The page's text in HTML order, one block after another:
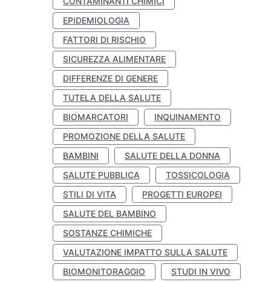
EPIDEMIOLOGIA
FATTORI DI RISCHIO
SICUREZZA ALIMENTARE
DIFFERENZE DI GENERE
TUTELA DELLA SALUTE
BIOMARCATORI
INQUINAMENTO
PROMOZIONE DELLA SALUTE
BAMBINI
SALUTE DELLA DONNA
SALUTE PUBBLICA
TOSSICOLOGIA
STILI DI VITA
PROGETTI EUROPEI
SALUTE DEL BAMBINO
SOSTANZE CHIMICHE
VALUTAZIONE IMPATTO SULLA SALUTE
BIOMONITORAGGIO
STUDI IN VIVO